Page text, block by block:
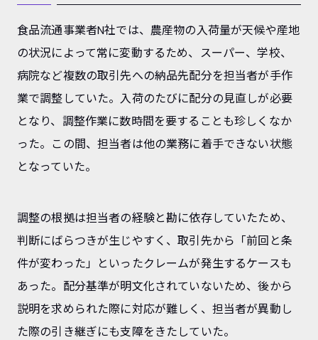
食品流通事業者N社では、農産物の入荷量が天候や産地
の状況によって常に変動するため、スーパー、学校、
病院など複数の取引先への納品先配分を担当者が手作
業で調整していた。入荷のたびに配分の見直しが必要
となり、調整作業に数時間を要することも珍しくなか
った。この間、担当者は他の業務に着手できない状態
となっていた。
調整の根拠は担当者の経験と勘に依存していたため、
判断にばらつきが生じやすく、取引先から「前回と条
件が変わった」といったクレームが発生するケースも
あった。配分基準が明文化されていないため、後から
説明を求められた際に対応が難しく、担当者が異動し
た際の引き継ぎにも支障をきたしていた。